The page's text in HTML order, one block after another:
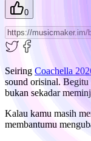
0
Seiring Coachella
sound orisinal. Begitu
bukan sekadar
Kalau kamu masih
membantumu